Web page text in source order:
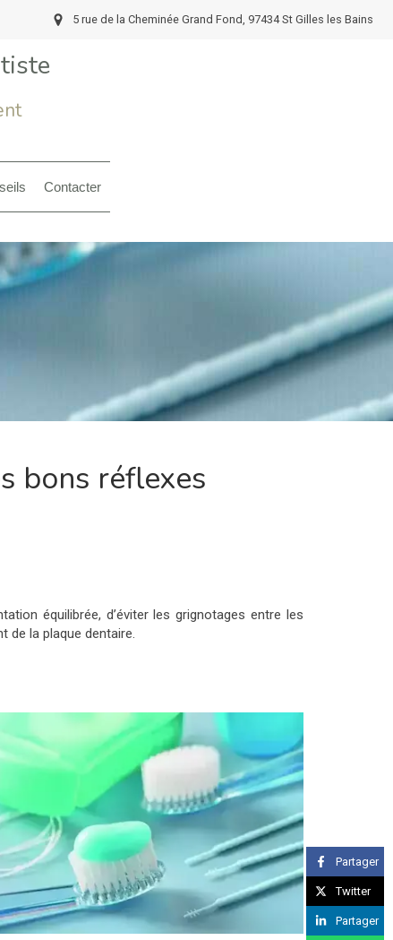
5 rue de la Cheminée Grand Fond, 97434 St Gilles les Bains
Contacter
bons réflexes
équilibrée, d’éviter les grignotages entre les
de la plaque dentaire.
Partager
Twitter
Partager